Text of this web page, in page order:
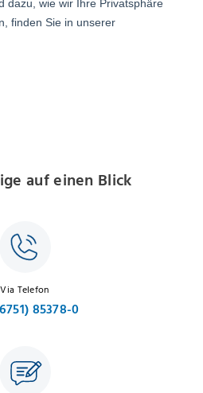
auf einen Blick
Via Telefon
85378-0